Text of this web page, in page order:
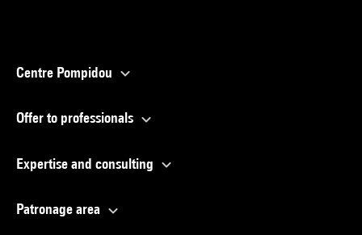
Centre Pompidou
Offer to professionals
Expertise and consulting
Patronage area